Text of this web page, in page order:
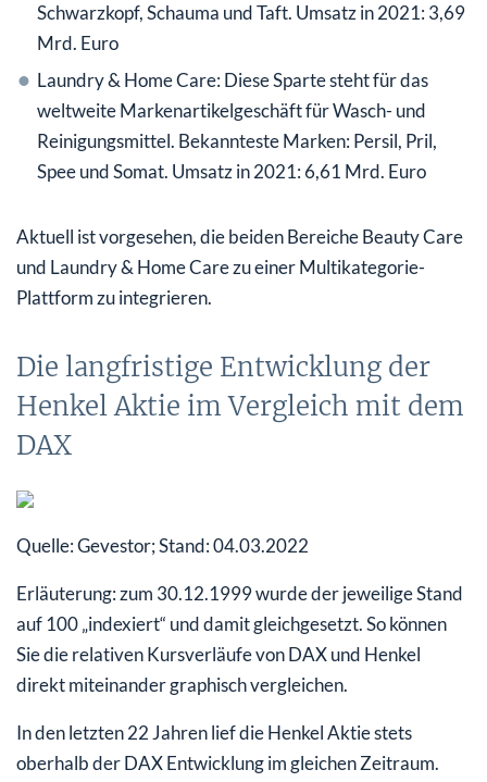
Schwarzkopf, Schauma und Taft. Umsatz in 2021: 3,69
Mrd. Euro
Laundry & Home Care: Diese Sparte steht für das
weltweite Markenartikelgeschäft für Wasch- und
Reinigungsmittel. Bekannteste Marken: Persil, Pril,
Spee und Somat. Umsatz in 2021: 6,61 Mrd. Euro
Aktuell ist vorgesehen, die beiden Bereiche Beauty Care
und Laundry & Home Care zu einer Multikategorie-
Plattform zu integrieren.
Die langfristige Entwicklung der
Henkel Aktie im Vergleich mit dem
DAX
Quelle: Gevestor; Stand: 04.03.2022
Erläuterung: zum 30.12.1999 wurde der jeweilige Stand
auf 100 „indexiert“ und damit gleichgesetzt. So können
Sie die relativen Kursverläufe von DAX und Henkel
direkt miteinander graphisch vergleichen.
In den letzten 22 Jahren lief die Henkel Aktie stets
oberhalb der DAX Entwicklung im gleichen Zeitraum.